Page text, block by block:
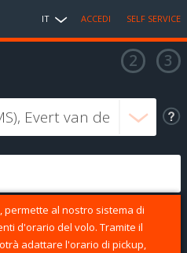
IT ACCEDI SELF SERVICE
permette al nostro sistema di
d'orario del volo. Tramite il
adattare l'orario di pickup,